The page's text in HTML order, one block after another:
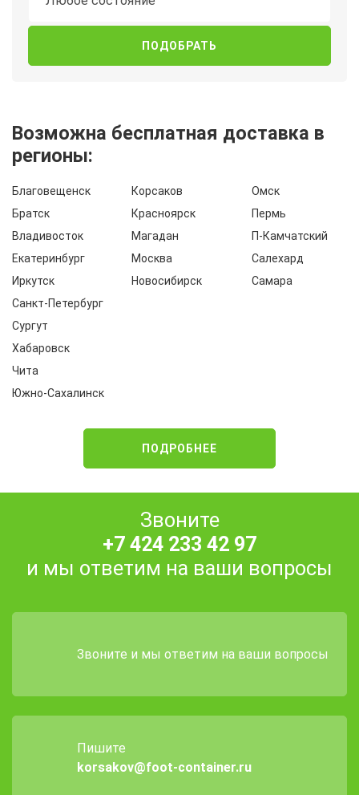
Возможна бесплатная доставка в
регионы:
Благовещенск
Братск
Владивосток
Екатеринбург
Иркутск
Корсаков
Красноярск
Магадан
Москва
Новосибирск
Омск
Пермь
П-Камчатский
Салехард
Самара
Санкт-Петербург
Сургут
Хабаровск
Чита
Южно-Сахалинск
ПОДРОБНЕЕ
Звоните
+7 424 233 42 97
и мы ответим на ваши вопросы
Звоните и мы ответим на ваши вопросы
Пишите
korsakov@foot-container.ru